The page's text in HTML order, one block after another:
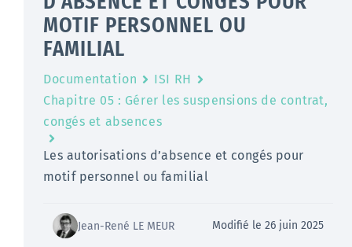
MOTIF PERSONNEL OU
FAMILIAL
Documentation
ISI RH
Chapitre 05 : Gérer les suspensions de contrat,
congés et absences
Les autorisations d’absence et congés pour
motif personnel ou familial
Jean-René LE MEUR Modifié le 26 juin 2025